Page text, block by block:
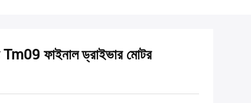
ফাইনাল ড্রাইভার মোটর